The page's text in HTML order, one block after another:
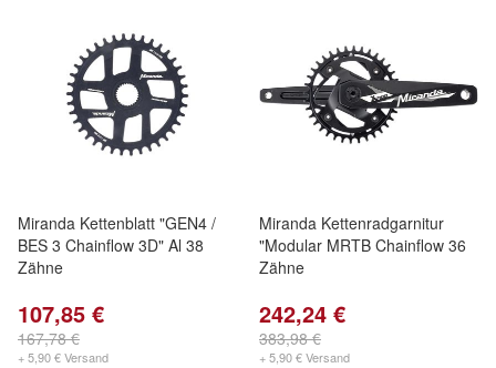
Miranda Kettenblatt "GEN4 /
BES 3 Chainflow 3D" Al 38
Zähne
107,85 €
167,78 €
+ 5,90 € Versand
Miranda Kettenradgarnitur
"Modular MRTB Chainflow 36
Zähne
242,24 €
383,98 €
+ 5,90 € Versand